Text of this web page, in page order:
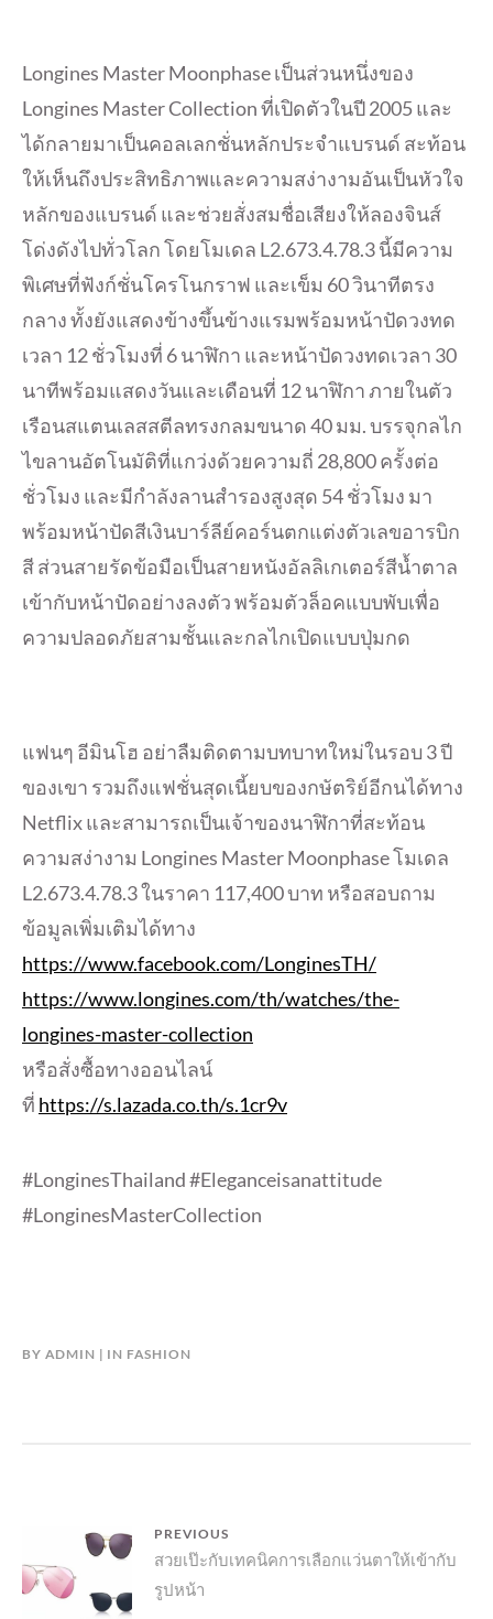
Longines Master Moonphase เป็นส่วนหนึ่งของ
Longines Master Collection ที่เปิดตัวในปี 2005 และ
ได้กลายมาเป็นคอลเลกชั่นหลักประจำแบรนด์ สะท้อน
ให้เห็นถึงประสิทธิภาพและความสง่างามอันเป็นหัวใจ
หลักของแบรนด์ และช่วยสั่งสมชื่อเสียงให้ลองจินส์
โด่งดังไปทั่วโลก โดยโมเดล L2.673.4.78.3 นี้มีความ
พิเศษที่ฟังก์ชั่นโครโนกราฟ และเข็ม 60 วินาทีตรง
กลาง ทั้งยังแสดงข้างขึ้นข้างแรมพร้อมหน้าปัดวงทด
เวลา 12 ชั่วโมงที่ 6 นาฬิกา และหน้าปัดวงทดเวลา 30
นาทีพร้อมแสดงวันและเดือนที่ 12 นาฬิกา ภายในตัว
เรือนสแตนเลสสตีลทรงกลมขนาด 40 มม. บรรจุกลไก
ไขลานอัตโนมัติที่แกว่งด้วยความถี่ 28,800 ครั้งต่อ
ชั่วโมง และมีกำลังลานสำรองสูงสุด 54 ชั่วโมง มา
พร้อมหน้าปัดสีเงินบาร์ลีย์คอร์นตกแต่งตัวเลขอารบิก
สี ส่วนสายรัดข้อมือเป็นสายหนังอัลลิเกเตอร์สีน้ำตาล
เข้ากับหน้าปัดอย่างลงตัว พร้อมตัวล็อคแบบพับเพื่อ
ความปลอดภัยสามชั้นและกลไกเปิดแบบปุ่มกด
แฟนๆ อีมินโฮ อย่าลืมติดตามบทบาทใหม่ในรอบ 3 ปี
ของเขา รวมถึงแฟชั่นสุดเนี้ยบของกษัตริย์อีกนได้ทาง
Netflix และสามารถเป็นเจ้าของนาฬิกาที่สะท้อน
ความสง่างาม Longines Master Moonphase โมเดล
L2.673.4.78.3 ในราคา 117,400 บาท หรือสอบถาม
ข้อมูลเพิ่มเติมได้ทาง
https://www.facebook.com/LonginesTH/
https://www.longines.com/th/watches/the-
longines-master-collection
หรือสั่งซื้อทางออนไลน์
ที่ https://s.lazada.co.th/s.1cr9v
#LonginesThailand #Eleganceisanattitude
#LonginesMasterCollection
BY ADMIN IN FASHION
แนะแนว
เรื่อง
PREVIOUS
Previous
post:
สวยเป๊ะกับเทคนิคการเลือกแว่นตาให้เข้ากับ
รูปหน้า